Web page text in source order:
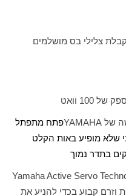
צלילי בס מושלמים
וואט
של YAMAHAפתח מתפתל
שלא מופיע באות הקלט
בתדר נמוך
Yamaha Active Servo
וזרם קבוע בכדי להניע את